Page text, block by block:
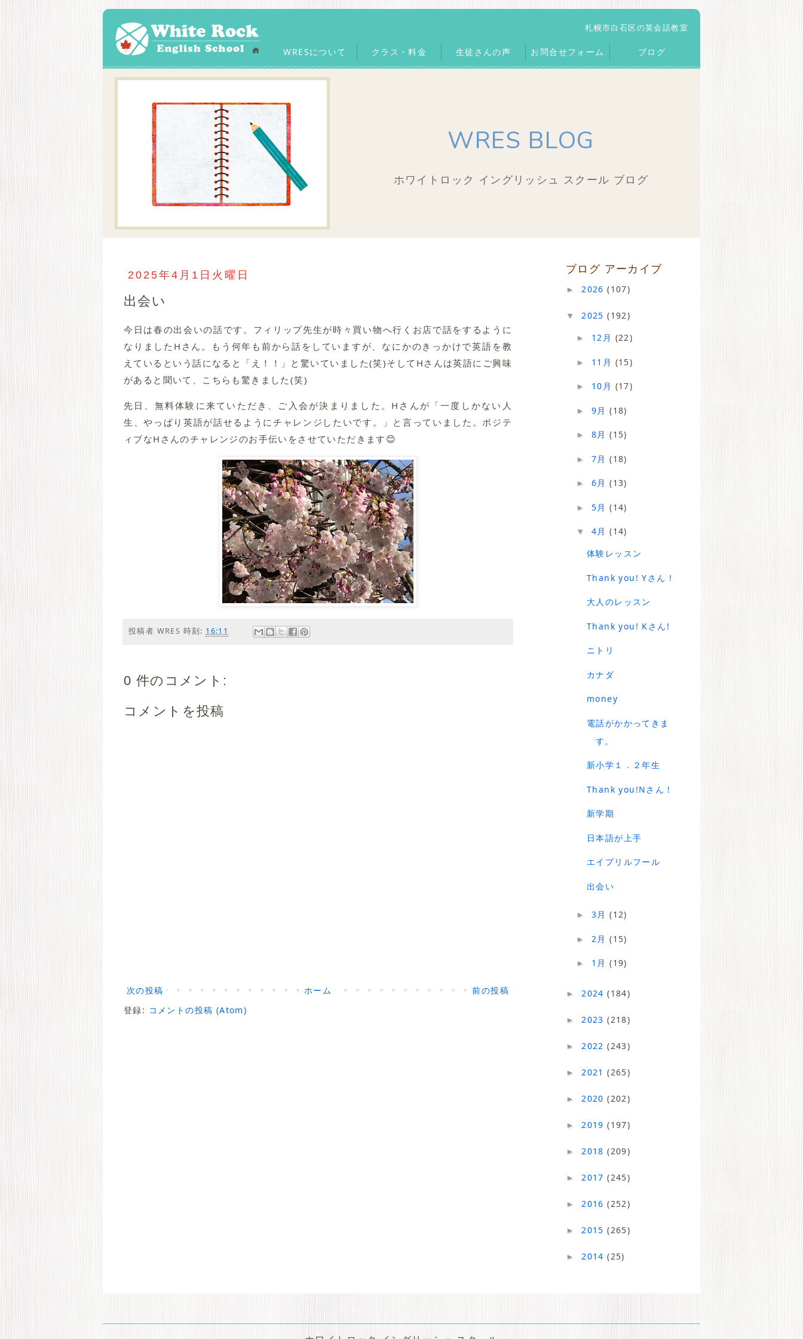
札幌市白石区の英会話教室
WRESについて クラス・料金 生徒さんの声 お問合せフォーム ブログ
WRES BLOG
ホワイトロック イングリッシュ スクール ブログ
2025年4月1日火曜日
出会い
今日は春の出会いの話です。フィリップ先生が時々買い物へ行くお店で話をするように
なりましたHさん。もう何年も前から話をしていますが、なにかのきっかけで英語を教
えているという話になると「え！！」と驚いていました(笑)そしてHさんは英語にご興味
があると聞いて、こちらも驚きました(笑)
先日、無料体験に来ていただき、ご入会が決まりました。Hさんが「一度しかない人
生、やっぱり英語が話せるようにチャレンジしたいです。」と言っていました。ポジテ
ィブなHさんのチャレンジのお手伝いをさせていただきます😊
投稿者 WRES 時刻: 16:11
0 件のコメント:
コメントを投稿
次の投稿 前の投稿
ホーム
登録: コメントの投稿 (Atom)
ブログ アーカイブ
► 2026(107)
▼ 2025(192)
► 12月 (22)
► 11月 (15)
► 10月 (17)
► 9月(18)
► 8月(15)
► 7月(18)
► 6月(13)
► 5月(14)
▼ 4月(14)
体験レッスン
Thank you! Yさん！
大人のレッスン
Thank you! Kさん!
ニトリ
カナダ
money
電話がかかってきま
す。
新小学１．２年生
Thank you!Nさん！
新学期
日本語が上手
エイプリルフール
出会い
► 3月(12)
► 2月(15)
► 1月(19)
► 2024(184)
► 2023(218)
► 2022(243)
► 2021(265)
► 2020(202)
► 2019(197)
► 2018(209)
► 2017(245)
► 2016(252)
► 2015(265)
► 2014(25)